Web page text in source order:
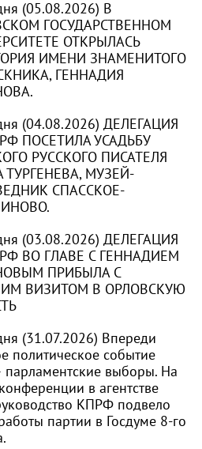
(05.08.2026) В
ГОСУДАРСТВЕННОМ
ОТКРЫЛАСЬ
ИМЕНИ ЗНАМЕНИТОГО
ГЕННАДИЯ
(04.08.2026) ДЕЛЕГАЦИЯ
ПОСЕТИЛА УСАДЬБУ
РУССКОГО ПИСАТЕЛЯ
ТУРГЕНЕВА, МУЗЕЙ-
СПАССКОЕ-
(03.08.2026) ДЕЛЕГАЦИЯ
ВО ГЛАВЕ С ГЕННАДИЕМ
ПРИБЫЛА С
ВИЗИТОМ В ОРЛОВСКУЮ
(31.07.2026) Впереди
политическое событие
парламентские выборы. На
в агентстве
КПРФ подвело
партии в Госдуме 8-го